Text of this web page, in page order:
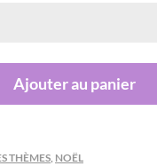
Ajouter au panier
THÈMES, NOËL